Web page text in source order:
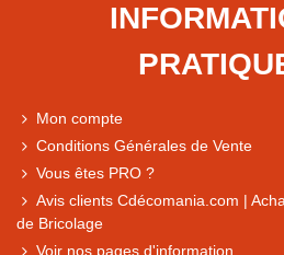
Express, Chez
Mon compte
Conditions Générales de Vente
Vous êtes PRO ?
Avis clients Cdécomania.com |
de Bricolage
Voir nos pages d'information